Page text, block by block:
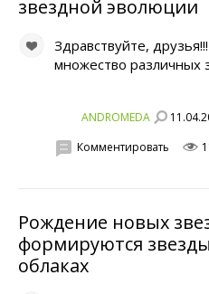
звездной эволюции
Здравствуйте,
множество различных
ANDROMEDA
Комментировать
Рождение новых
формируются
облаках